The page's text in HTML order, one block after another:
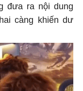
đưa ra nội dung
càng khiến dư